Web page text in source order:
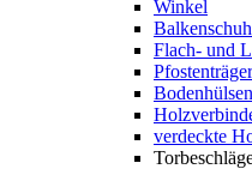
Winkel
Flach- und
Pfostenträger
Bodenhülsen
verdeckte